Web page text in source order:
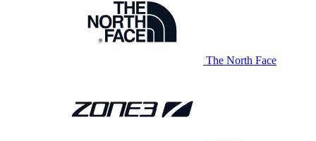
The North Face